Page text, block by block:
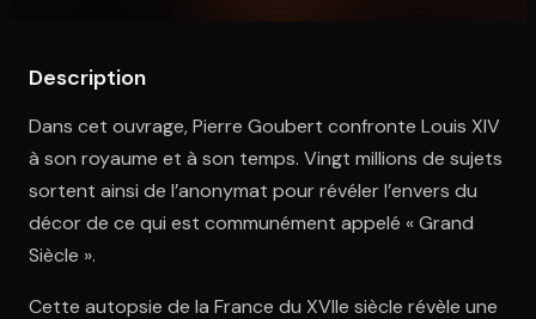
Description
Dans cet ouvrage, Pierre Goubert confronte Louis XIV
à son royaume et à son temps. Vingt millions de sujets
sortent ainsi de l’anonymat pour révéler l’envers du
décor de ce qui est communément appelé « Grand
Siècle ».
Cette autopsie de la France du XVIIe siècle révèle une